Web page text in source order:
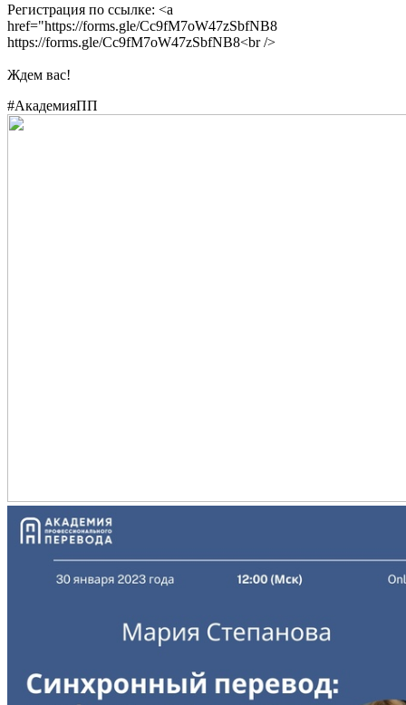
Регистрация по ссылке: <a
href="https://forms.gle/Cc9fM7oW47zSbfNB8
https://forms.gle/Cc9fM7oW47zSbfNB8<br />
Ждем вас!
#АкадемияПП